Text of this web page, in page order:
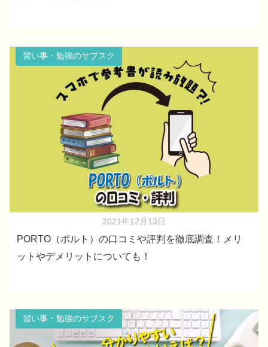
習い事・勉強のサブスク
2021年12月13日
PORTO（ポルト）の口コミや評判を徹底調査！メリ
ットやデメリットについても！
習い事・勉強のサブスク